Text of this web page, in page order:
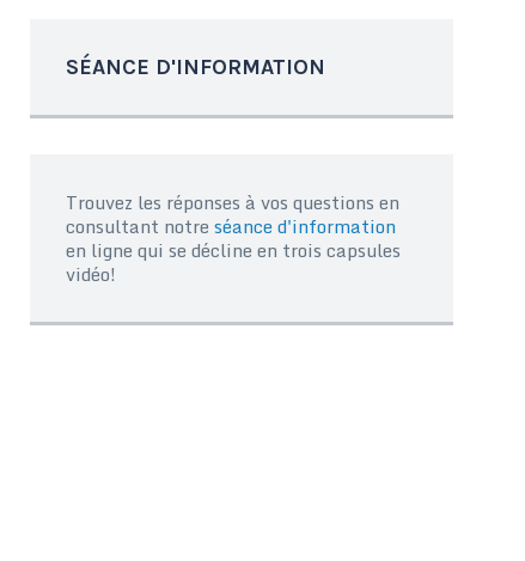
SÉANCE D'INFORMATION
Trouvez les réponses à vos questions en
consultant notreséance d'information
en ligne qui se décline en trois capsules
vidéo!